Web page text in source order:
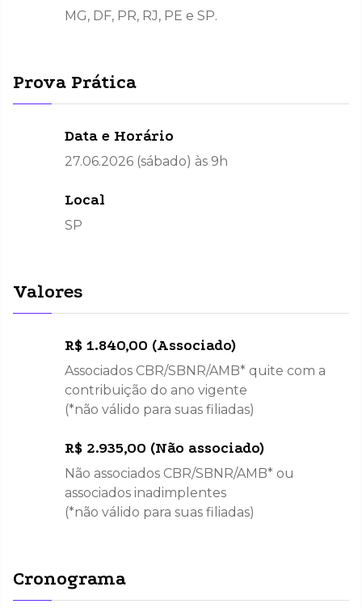
MG, DF, PR, RJ, PE e SP.
Prova Prática
Data e Horário
27.06.2026 (sábado) às 9h
Local
SP
Valores
R$ 1.840,00 (Associado)
Associados CBR/SBNR/AMB* quite com a
contribuição do ano vigente
(*não válido para suas filiadas)
R$ 2.935,00 (Não associado)
Não associados CBR/SBNR/AMB* ou
associados inadimplentes
(*não válido para suas filiadas)
Cronograma